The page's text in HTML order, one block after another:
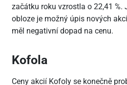
začátku roku vzrostla o 22,41 %.
obloze je možný úpis nových
měl negativní dopad na cenu.
Kofola
Ceny akcií Kofoly se konečně